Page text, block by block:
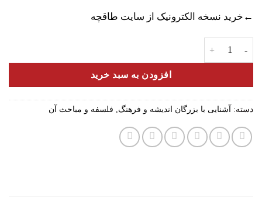
←خرید نسخه الکترونیک از سایت طاقچه
افزودن به سبد خرید
دسته: آشنایی با بزرگان اندیشه و فرهنگ فلسفه و مباحث آن